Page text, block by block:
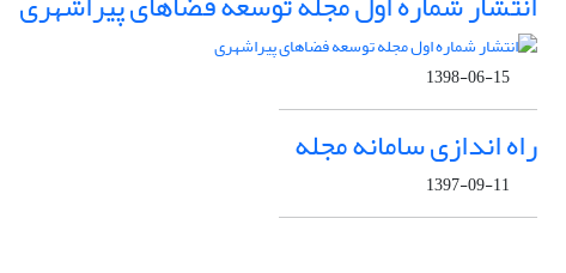
1398-06-15
راه اندازی سامانه مجله
1397-09-11